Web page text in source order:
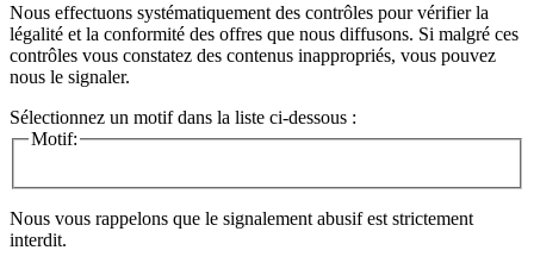
Nous effectuons systématiquement des contrôles pour vérifier la
légalité et la conformité des offres que nous diffusons. Si malgré ces
contrôles vous constatez des contenus inappropriés, vous pouvez
nous le signaler.
Sélectionnez un motif dans la liste ci-dessous :
Motif:
Nous vous rappelons que le signalement abusif est strictement
interdit.